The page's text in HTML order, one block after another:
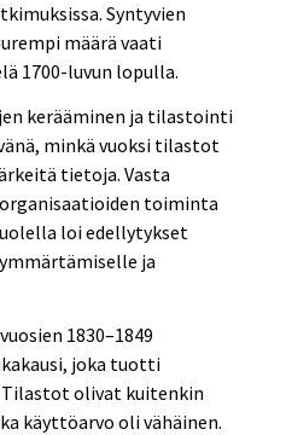
Syntyvien
määrä vaati
1700-luvun lopulla.
kerääminen ja tilastointi
minkä vuoksi tilastot
tietoja. Vasta
toiminta
loi edellytykset
ja
1830–1849
joka tuotti
Tilastot olivat kuitenkin
käyttöarvo oli vähäinen.